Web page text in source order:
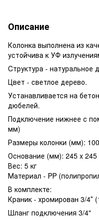
Описание
Колонка выполнена из
устойчива к УФ
Cтруктура - натуральное
Цвет - светлое дерево.
Устанавливается на
дюбелей.
Подключение нижнее с
мм)
Размеры колонки (мм):
Основание (мм): 245 x 245
Вес: 5 кг
Материал - PP
В комплекте:
Краник - хромирован 3/4″
Шланг подключения 3/4"